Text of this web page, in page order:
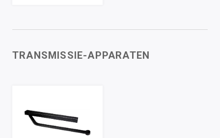
TRANSMISSIE-APPARATEN